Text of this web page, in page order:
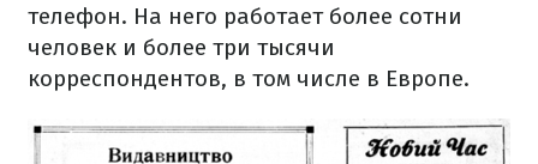
телефон. На него работает более сотни
человек и более три тысячи
корреспондентов, в том числе в Европе.